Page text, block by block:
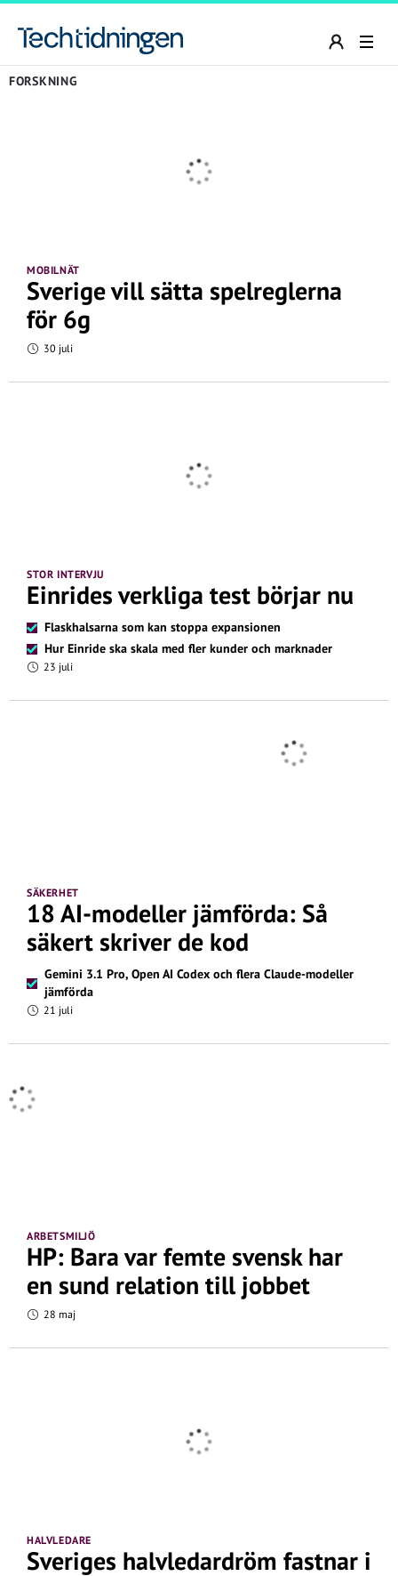
FORSKNING
MOBILNÄT
Sverige vill sätta spelreglerna
för 6g
30 juli
STOR INTERVJU
Einrides verkliga test börjar nu
Flaskhalsarna som kan stoppa expansionen
Hur Einride ska skala med fler kunder och marknader
23 juli
SÄKERHET
18 AI-modeller jämförda: Så
säkert skriver de kod
Gemini 3.1 Pro, Open AI Codex och flera Claude-modeller
jämförda
21 juli
ARBETSMILJÖ
HP: Bara var femte svensk har
en sund relation till jobbet
28 maj
HALVLEDARE
Sveriges halvledardröm fastnar i